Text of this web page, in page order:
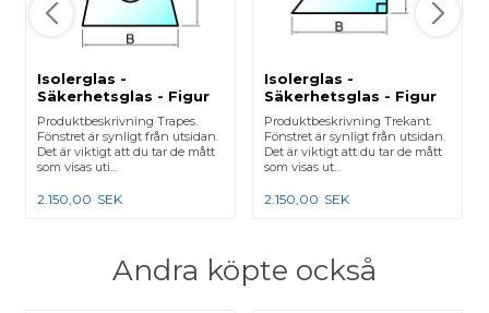
Isolerglas -
Säkerhetsglas - Figur
6
Produktbeskrivning Trapes.
Fönstret är synligt från utsidan.
Det är viktigt att du tar de mått
som visas uti...
2.150,00 SEK
Isolerglas -
Säkerhetsglas - Figur
34
Produktbeskrivning Trekant.
Fönstret är synligt från utsidan.
Det är viktigt att du tar de mått
som visas ut...
2.150,00 SEK
Andra köpte också